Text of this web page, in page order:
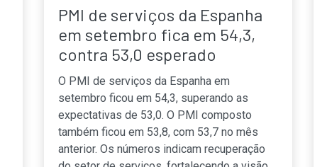
PMI de serviços da Espanha
em setembro fica em 54,3,
contra 53,0 esperado
O PMI de serviços da Espanha em
setembro ficou em 54,3, superando as
expectativas de 53,0. O PMI composto
também ficou em 53,8, com 53,7 no mês
anterior. Os números indicam recuperação